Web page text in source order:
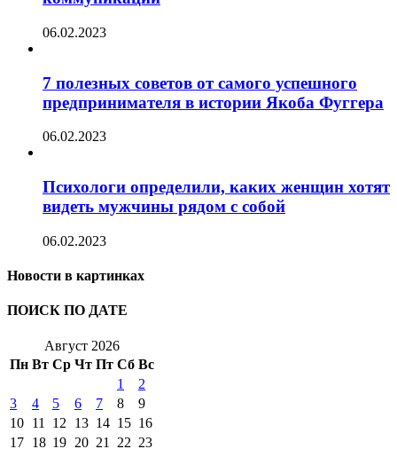
06.02.2023
7 полезных советов от самого успешного
предпринимателя в истории Якоба Фуггера
06.02.2023
Психологи определили, каких женщин хотят
видеть мужчины рядом с собой
06.02.2023
Новости в картинках
ПОИСК ПО ДАТЕ
Август 2026
Пн Вт Ср Чт Пт Сб Вс
1
2
3
4 5 6 7 8
9
10 11 12 13 14 15 16
17 18 19 20 21 22 23